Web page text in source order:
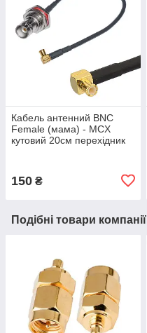
Кабель антенний BNC
Female (мама) - MCX
кутовий 20см перехідник
150 ₴
Подібні товари компанії